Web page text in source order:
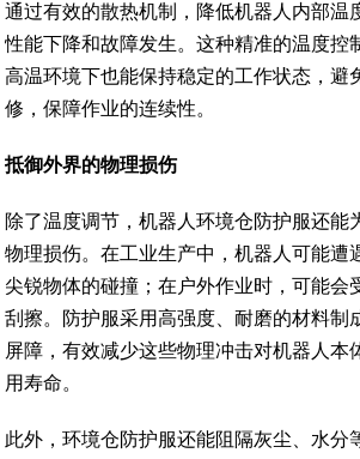
通过有效的散热机制，降低机器人内部温
性能下降和故障发生。这种精准的温度控
高温环境下也能保持稳定的工作状态，避
修，保障作业的连续性。
抵御外界的物理损伤
除了温度调节，机器人环境仓防护服还能
物理损伤。在工业生产中，机器人可能遭
尖锐物体的碰撞；在户外作业时，可能会
刮擦。防护服采用高强度、耐磨的材料制
屏障，有效减少这些物理冲击对机器人本
用寿命。
此外，环境仓防护服还能阻隔灰尘、水分